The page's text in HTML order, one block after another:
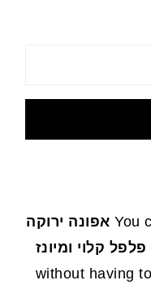
You אפונה ירוקה
עם חסה, פלפל קלוי ומיונז
without having